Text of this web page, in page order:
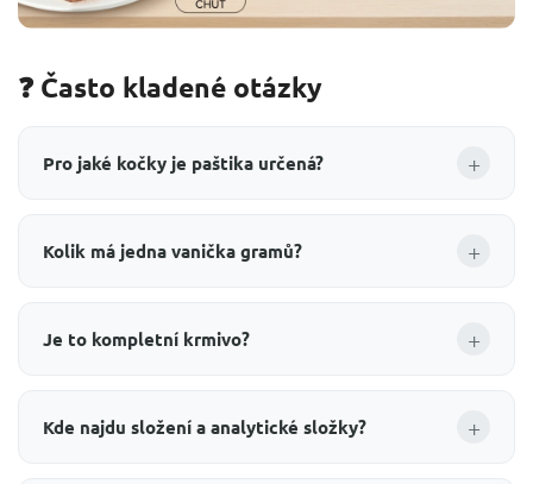
❓ Často kladené otázky
Pro jaké kočky je paštika určená? +
Kolik má jedna vanička gramů? +
Je to kompletní krmivo? +
Kde najdu složení a analytické složky? +